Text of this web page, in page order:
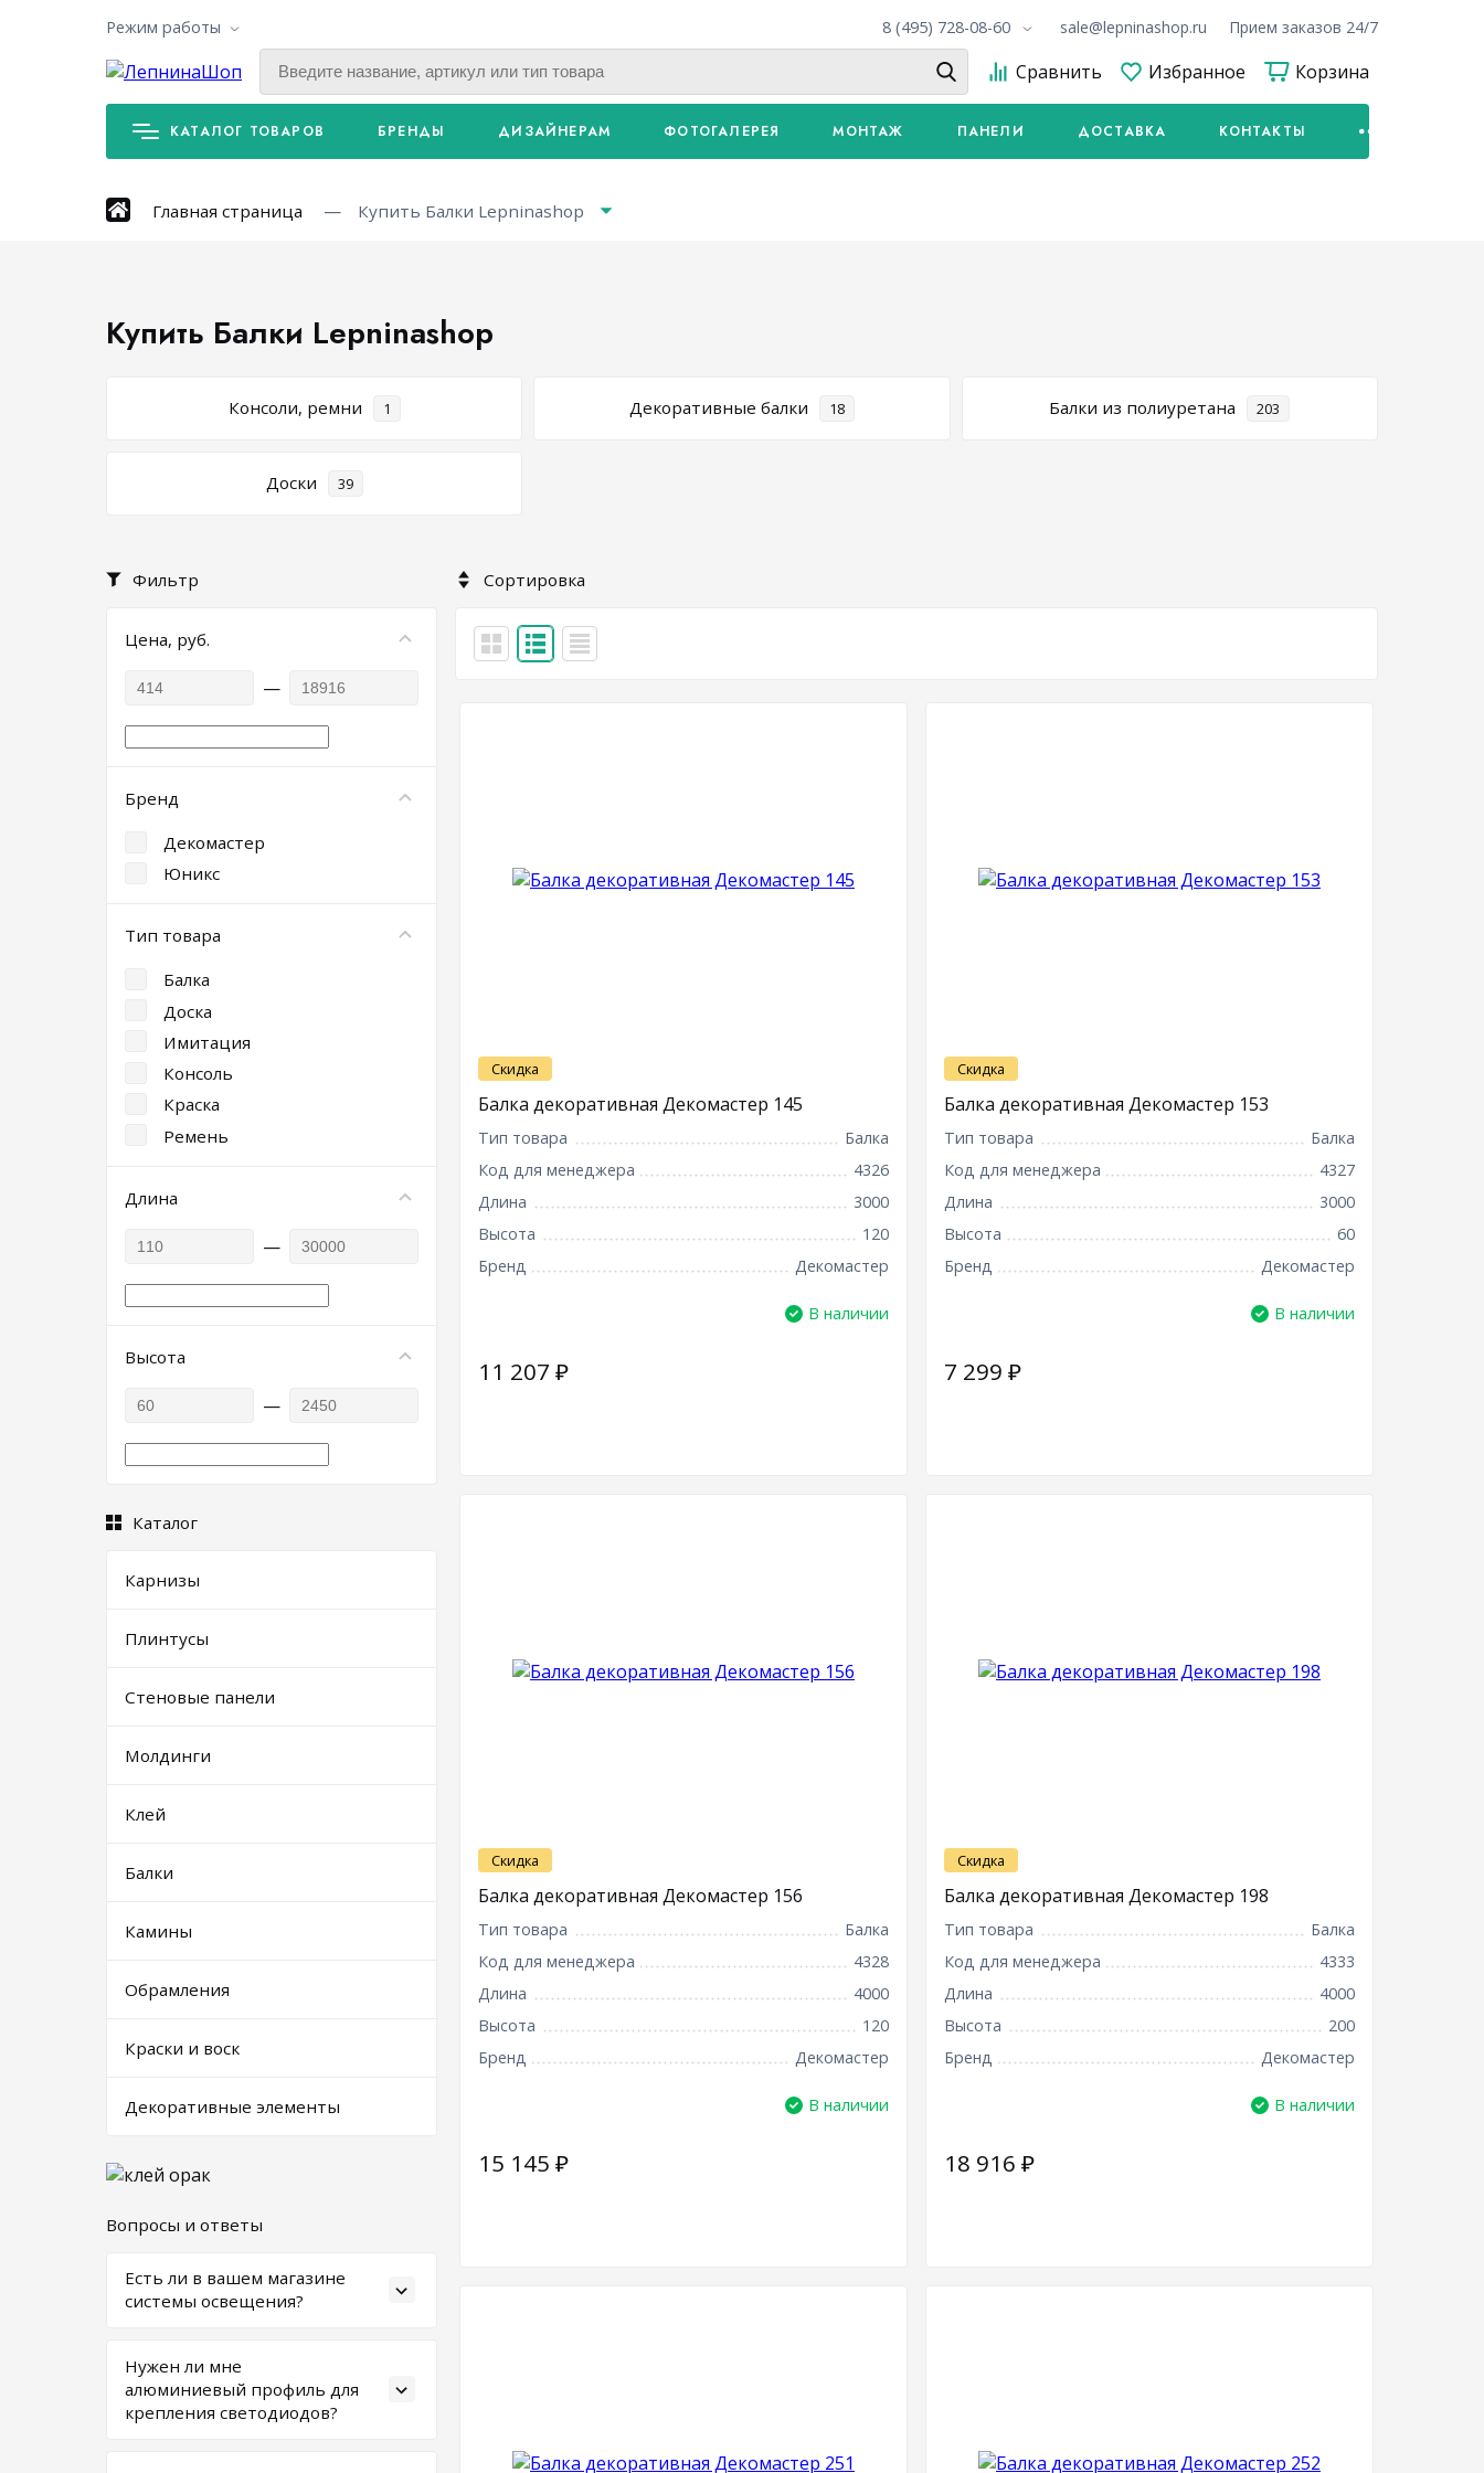
Режим работы 8 (495) 728-08-60 sale@lepninashop.ru Прием заказов 24/7
Сравнить Избранное Корзина
КАТАЛОГ ТОВАРОВ БРЕНДЫ ДИЗАЙНЕРАМ ФОТОГАЛЕРЕЯ МОНТАЖ ПАНЕЛИ ДОСТАВКА КОНТАКТЫ
Главная страница Купить Балки Lepninashop
Купить Балки Lepninashop
Консоли, ремни 1 Декоративные балки 18 Балки из полиуретана 203
Доски 39
Фильтр
Цена, руб.
—
Бренд
Декомастер
Юникс
Тип товара
Балка
Доска
Имитация
Консоль
Краска
Ремень
Длина
—
Высота
—
Каталог
Карнизы
Плинтусы
Стеновые панели
Молдинги
Клей
Балки
Камины
Обрамления
Краски и воск
Декоративные элементы
Вопросы и ответы
Есть ли в вашем магазине
системы освещения?
приобрести только потолочные
плинтусы со светодиодами и клеи.
Другие элементы освещения
Нужен ли мне
алюминиевый профиль для
крепления светодиодов?
Сортировка
Скидка
Балка декоративная Декомастер 145
Тип товара
Балка
Код для менеджера
4326
Длина
3000
Высота
120
Бренд
Декомастер
В наличии
11 207 ₽
Скидка
Балка декоративная Декомастер 153
Тип товара
Балка
Код для менеджера
4327
Длина
3000
Высота
60
Бренд
Декомастер
В наличии
7 299 ₽
Скидка
Балка декоративная Декомастер 156
Тип товара
Балка
Код для менеджера
4328
Длина
4000
Высота
120
Бренд
Декомастер
В наличии
15 145 ₽
Скидка
Балка декоративная Декомастер 198
Тип товара
Балка
Код для менеджера
4333
Длина
4000
Высота
200
Бренд
Декомастер
В наличии
18 916 ₽